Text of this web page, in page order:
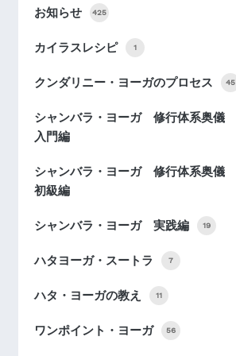
お知らせ 425
カイラスレシピ 1
クンダリニー・ヨーガのプロセス 45
シャンバラ・ヨーガ 修行体系奥儀
入門編
シャンバラ・ヨーガ 修行体系奥儀
初級編
シャンバラ・ヨーガ 実践編 19
ハタヨーガ・スートラ 7
ハタ・ヨーガの教え 11
ワンポイント・ヨーガ 56